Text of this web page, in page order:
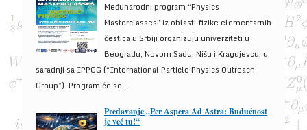
Međunarodni program “Physics
Masterclasses” iz oblasti fizike elementarnih
čestica u Srbiji organizuju univerziteti u
Beogradu, Novom Sadu, Nišu i Kragujevcu, u
saradnji sa IPPOG (“International Particle Physics Outreach
Group”). Program će se ...
Predavanje „Per Aspera Ad Astra: Budućnost
je već tu!“